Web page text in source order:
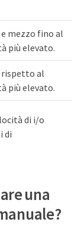
mezzo fino al
più elevato.
rispetto al
più elevato.
di i/o
di
una